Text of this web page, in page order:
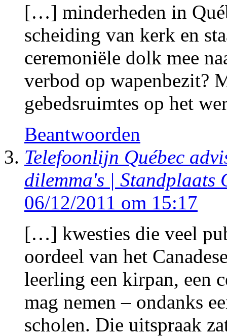
[…] minderheden in
scheiding van kerk en
ceremoniële dolk mee
verbod op wapenbezit?
gebedsruimtes op het
Beantwoorden
Telefoonlijn Québec
dilemma's | Standplaats
06/12/2011 om 15:17
[…] kwesties die veel
oordeel van het
leerling een kirpan, een
mag nemen – ondanks
scholen. Die uitspraak